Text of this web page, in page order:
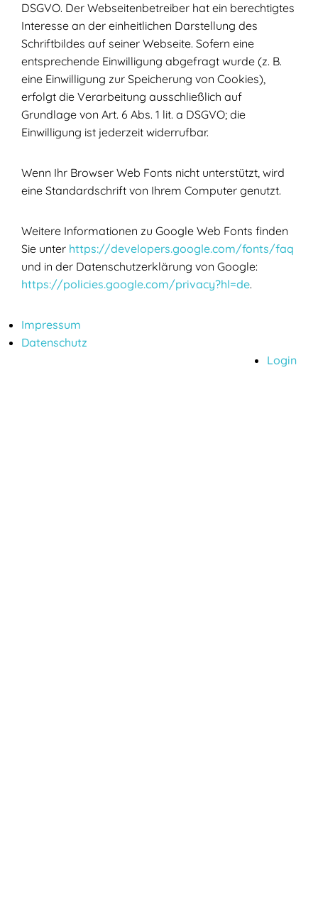
DSGVO. Der Webseitenbetreiber hat ein berechtigtes
Interesse an der einheitlichen Darstellung des
Schriftbildes auf seiner Webseite. Sofern eine
entsprechende Einwilligung abgefragt wurde (z. B.
eine Einwilligung zur Speicherung von Cookies),
erfolgt die Verarbeitung ausschließlich auf
Grundlage von Art. 6 Abs. 1 lit. a DSGVO; die
Einwilligung ist jederzeit widerrufbar.
Wenn Ihr Browser Web Fonts nicht unterstützt, wird
eine Standardschrift von Ihrem Computer genutzt.
Weitere Informationen zu Google Web Fonts finden
Sie unter https://developers.google.com/fonts/faq
und in der Datenschutzerklärung von Google:
https://policies.google.com/privacy?hl=de.
Impressum
Datenschutz
Login